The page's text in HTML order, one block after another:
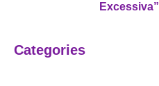
Excessiva”
Categories